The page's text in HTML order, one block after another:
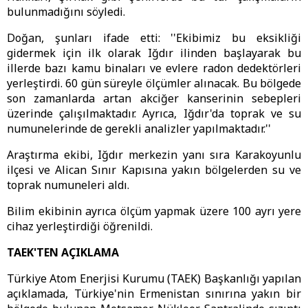
bulunmadığını söyledi.
Doğan, şunları ifade etti: ''Ekibimiz bu eksikliği
gidermek için ilk olarak Iğdır ilinden başlayarak bu
illerde bazı kamu binaları ve evlere radon dedektörleri
yerleştirdi. 60 gün süreyle ölçümler alınacak. Bu bölgede
son zamanlarda artan akciğer kanserinin sebepleri
üzerinde çalışılmaktadır. Ayrıca, Iğdır'da toprak ve su
numunelerinde de gerekli analizler yapılmaktadır.''
Araştırma ekibi, Iğdır merkezin yanı sıra Karakoyunlu
ilçesi ve Alican Sınır Kapısına yakın bölgelerden su ve
toprak numuneleri aldı.
Bilim ekibinin ayrıca ölçüm yapmak üzere 100 ayrı yere
cihaz yerleştirdiği öğrenildi.
TAEK'TEN AÇIKLAMA
Türkiye Atom Enerjisi Kurumu (TAEK) Başkanlığı yapılan
açıklamada, Türkiye'nin Ermenistan sınırına yakın bir